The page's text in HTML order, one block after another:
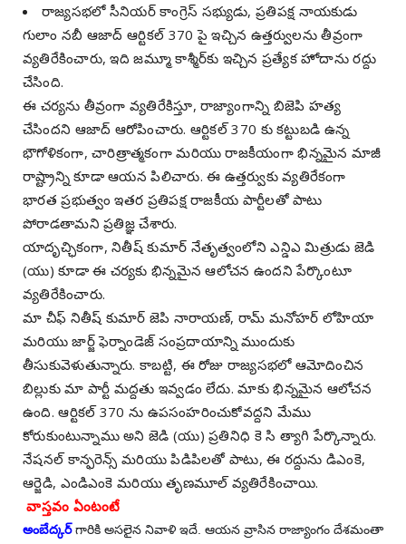
రాజ్యసభలో సీనియర్ కాంగ్రెస్ సభ్యుడు, ప్రతిపక్ష నాయకుడు
గులాం నబీ ఆజాద్ ఆర్టికల్ 370 పై ఇచ్చిన ఉత్తర్వులను తీవ్రంగా
వ్యతిరేకించారు, ఇది జమ్మూ కాశ్మీర్‌కు ఇచ్చిన ప్రత్యేక హోదాను రద్దు
చేసింది.
ఈ చర్యను తీవ్రంగా వ్యతిరేకిస్తూ, రాజ్యాంగాన్ని బిజెపి హత్య
చేసిందని ఆజాద్ ఆరోపించారు. ఆర్టికల్ 370 కు కట్టుబడి ఉన్న
భౌగోళికంగా, చారిత్రాత్మకంగా మరియు రాజకీయంగా భిన్నమైన మాజీ
రాష్ట్రాన్ని కూడా ఆయన పిలిచారు. ఈ ఉత్తర్వుకు వ్యతిరేకంగా
భారత ప్రభుత్వం ఇతర ప్రతిపక్ష రాజకీయ పార్టీలతో పాటు
పోరాడతామని ప్రతిజ్ఞ చేశారు.
యాదృచ్ఛికంగా, నితీష్ కుమార్ నేతృత్వంలోని ఎన్డిఎ మిత్రుడు జెడి
(యు) కూడా ఈ చర్యకు భిన్నమైన ఆలోచన ఉందని పేర్కొంటూ
వ్యతిరేకించారు.
మా చీఫ్ నితీష్ కుమార్ జెపి నారాయణ్, రామ్ మనోహర్ లోహియా
మరియు జార్జ్ ఫెర్నాండెజ్ సంప్రదాయాన్ని ముందుకు
తీసుకువెళుతున్నారు. కాబట్టి, ఈ రోజు రాజ్యసభలో ఆమోదించిన
బిల్లుకు మా పార్టీ మద్దతు ఇవ్వడం లేదు. మాకు భిన్నమైన ఆలోచన
ఉంది. ఆర్టికల్ 370 ను ఉపసంహరించుకోవద్దని మేము
కోరుకుంటున్నాము అని జెడి (యు) ప్రతినిధి కె సి త్యాగి పేర్కొన్నారు.
నేషనల్ కాన్ఫరెన్స్ మరియు పిడిపిలతో పాటు, ఈ రద్దును డిఎంకె,
ఆర్జెడి, ఎండిఎంకె మరియు తృణమూల్ వ్యతిరేకించాయి.
వాస్తవం ఏంటంటే
అంబేద్కర్ గారికి అసలైన నివాళి ఇదే. ఆయన వ్రాసిన రాజ్యాంగం దేశమంతా